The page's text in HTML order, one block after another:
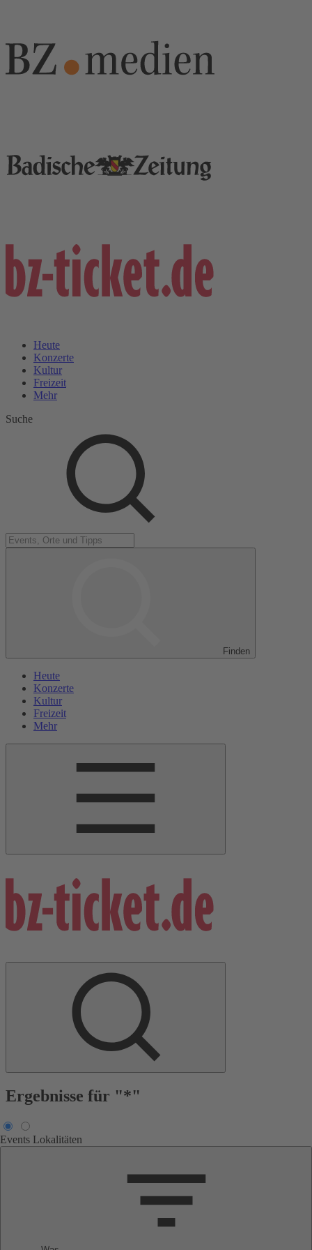
Heute
Konzerte
Kultur
Freizeit
Mehr
Suche
Finden
Heute
Konzerte
Kultur
Freizeit
Mehr
Ergebnisse für "*"
Events Lokalitäten